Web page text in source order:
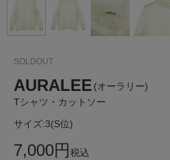
SOLDOUT
AURALEE (オーラリー)
Tシャツ・カットソー
サイズ:3(S位)
7,000円税込